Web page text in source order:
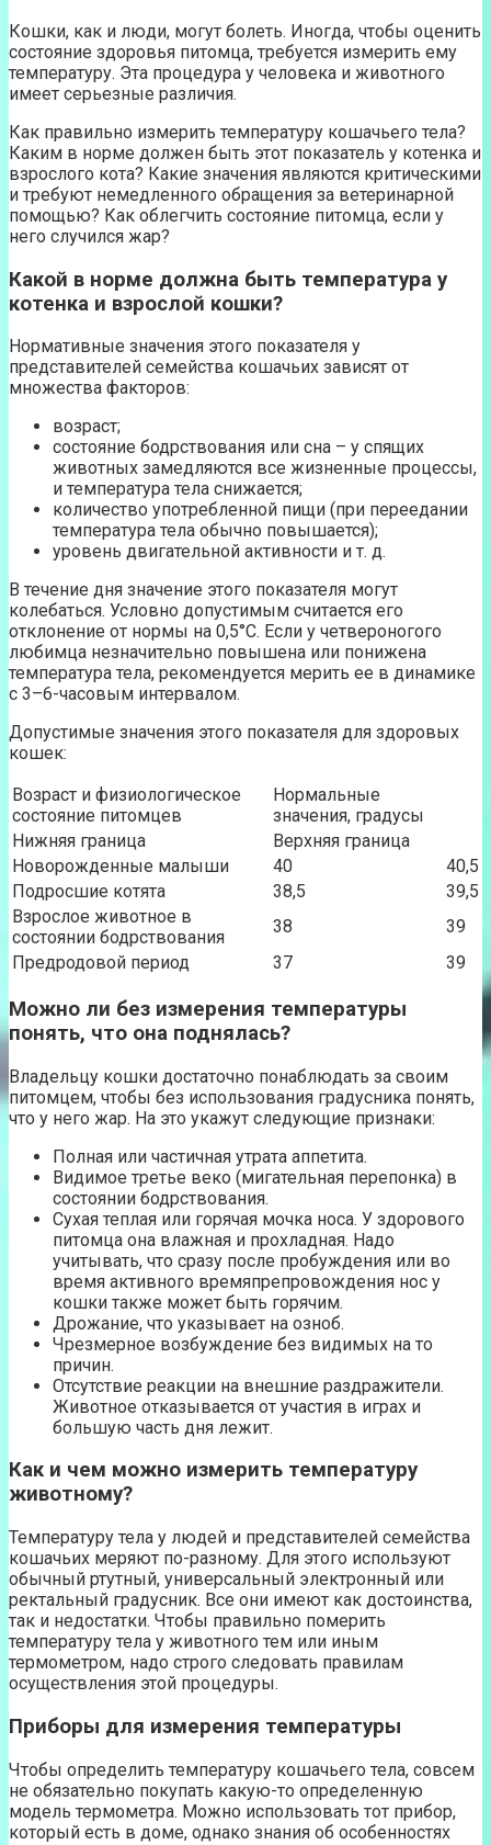
Кошки, как и люди, могут болеть. Иногда, чтобы оценить
состояние здоровья питомца, требуется измерить ему
температуру. Эта процедура у человека и животного
имеет серьезные различия.
Как правильно измерить температуру кошачьего тела?
Каким в норме должен быть этот показатель у котенка и
взрослого кота? Какие значения являются критическими
и требуют немедленного обращения за ветеринарной
помощью? Как облегчить состояние питомца, если у
него случился жар?
Какой в норме должна быть температура у
котенка и взрослой кошки?
Нормативные значения этого показателя у
представителей семейства кошачьих зависят от
множества факторов:
возраст;
состояние бодрствования или сна – у спящих
животных замедляются все жизненные процессы,
и температура тела снижается;
количество употребленной пищи (при переедании
температура тела обычно повышается);
уровень двигательной активности и т. д.
В течение дня значение этого показателя могут
колебаться. Условно допустимым считается его
отклонение от нормы на 0,5°С. Если у четвероногого
любимца незначительно повышена или понижена
температура тела, рекомендуется мерить ее в динамике
с 3–6-часовым интервалом.
Допустимые значения этого показателя для здоровых
кошек:
Возраст и физиологическое
состояние питомцев
Нормальные
значения, градусы
Нижняя граница
Верхняя граница
Новорожденные малыши
40
40,5
Подросшие котята
38,5
39,5
Взрослое животное в
состоянии бодрствования
38
39
Предродовой период
37 39
Можно ли без измерения температуры
понять, что она поднялась?
Владельцу кошки достаточно понаблюдать за своим
питомцем, чтобы без использования градусника понять,
что у него жар. На это укажут следующие признаки:
Полная или частичная утрата аппетита.
Видимое третье веко (мигательная перепонка) в
состоянии бодрствования.
Сухая теплая или горячая мочка носа. У здорового
питомца она влажная и прохладная. Надо
учитывать, что сразу после пробуждения или во
время активного времяпрепровождения нос у
кошки также может быть горячим.
Дрожание, что указывает на озноб.
Чрезмерное возбуждение без видимых на то
причин.
Отсутствие реакции на внешние раздражители.
Животное отказывается от участия в играх и
большую часть дня лежит.
Как и чем можно измерить температуру
животному?
Температуру тела у людей и представителей семейства
кошачьих меряют по-разному. Для этого используют
обычный ртутный, универсальный электронный или
ректальный градусник. Все они имеют как достоинства,
так и недостатки. Чтобы правильно померить
температуру тела у животного тем или иным
термометром, надо строго следовать правилам
осуществления этой процедуры.
Приборы для измерения температуры
Чтобы определить температуру кошачьего тела, совсем
не обязательно покупать какую-то определенную
модель термометра. Можно использовать тот прибор,
который есть в доме, однако знания об особенностях